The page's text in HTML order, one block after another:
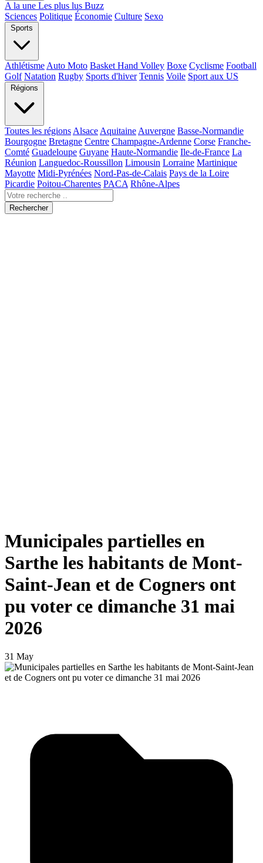
A la une Les plus lus Buzz
Sciences Politique Économie Culture Sexo
Sports
Athlétisme Auto Moto Basket Hand Volley Boxe Cyclisme Football
Golf Natation Rugby Sports d'hiver Tennis Voile Sport aux US
Régions
Toutes les régions Alsace Aquitaine Auvergne Basse-Normandie
Bourgogne Bretagne Centre Champagne-Ardenne Corse Franche-
Comté Guadeloupe Guyane Haute-Normandie Ile-de-France La
Réunion Languedoc-Roussillon Limousin Lorraine Martinique
Mayotte Midi-Pyrénées Nord-Pas-de-Calais Pays de la Loire
Picardie Poitou-Charentes PACA Rhône-Alpes
Rechercher
Municipales partielles en
Sarthe les habitants de Mont-
Saint-Jean et de Cogners ont
pu voter ce dimanche 31 mai
2026
31 May